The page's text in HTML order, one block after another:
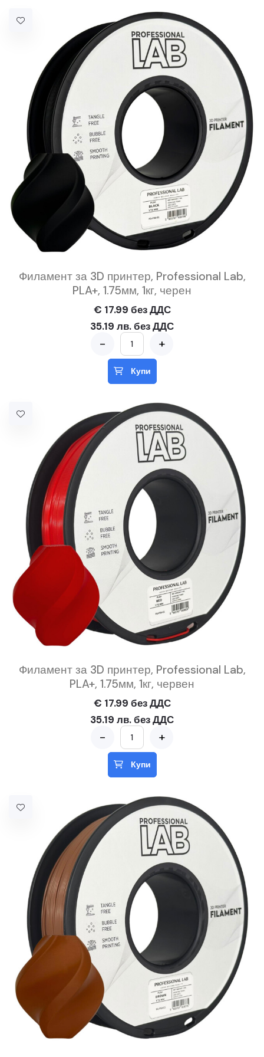
Филамент за 3D принтер, Professional Lab,
PLA+, 1.75мм, 1кг, черен
€ 17.99 без ДДС
35.19 лв. без ДДС
- +
Купи
Филамент за 3D принтер, Professional Lab,
PLA+, 1.75мм, 1кг, червен
€ 17.99 без ДДС
35.19 лв. без ДДС
- +
Купи